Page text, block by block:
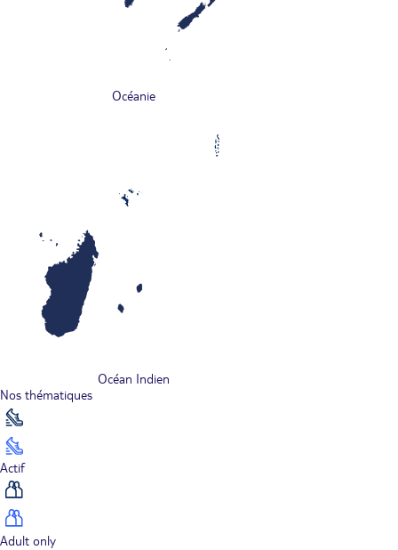
Océanie
Océan Indien
Nos thématiques
Actif
Adult only